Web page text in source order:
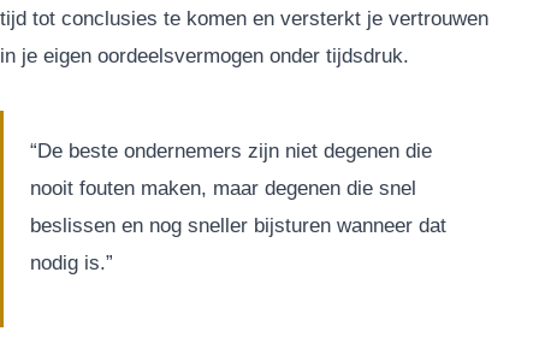
tijd tot conclusies te komen en versterkt je vertrouwen
in je eigen oordeelsvermogen onder tijdsdruk.
“De beste ondernemers zijn niet degenen die
nooit fouten maken, maar degenen die snel
beslissen en nog sneller bijsturen wanneer dat
nodig is.”